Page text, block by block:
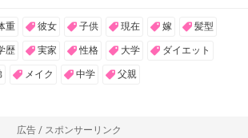
重 彼女 子供 現在 嫁 髪型
歴 実家 性格 大学 ダイエット
メイク 中学 父親
広告 / スポンサーリンク